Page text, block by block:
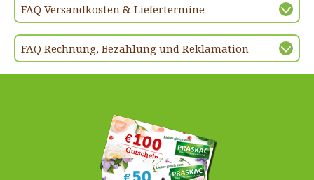
FAQ Versandkosten & Liefertermine
FAQ Rechnung, Bezahlung und Reklamation